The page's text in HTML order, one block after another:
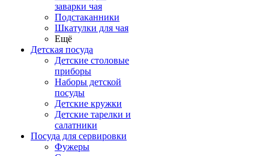
заварки чая
Подстаканники
Шкатулки для чая
Ещё
Детская посуда
Детские столовые
приборы
Наборы детской
посуды
Детские кружки
Детские тарелки и
салатники
Посуда для сервировки
Фужеры